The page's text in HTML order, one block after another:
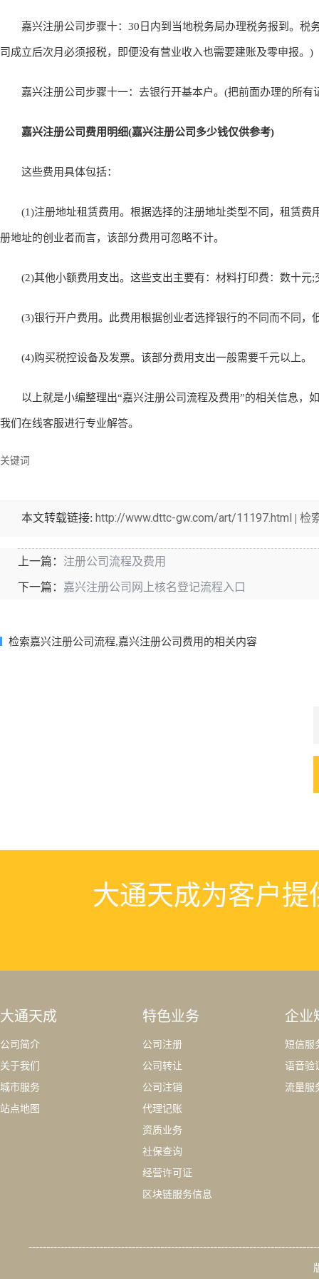
嘉兴注册公司步骤十：30日内到当地税务局办理税务报到。税
司成立后次月必须报税，即便没有营业收入也需要建账及零申报。)
嘉兴注册公司步骤十一：去银行开基本户。(把前面办理的所有
嘉兴注册公司费用明细(嘉兴注册公司多少钱仅供参考)
这些费用具体包括：
(1)注册地址租赁费用。根据选择的注册地址类型不同，租赁费
册地址的创业者而言，该部分费用可忽略不计。
(2)其他小额费用支出。这些支出主要有：材料打印费：数十元;
(3)银行开户费用。此费用根据创业者选择银行的不同而不同，
(4)购买税控设备及发票。该部分费用支出一般需要千元以上。
以上就是小编整理出“嘉兴注册公司流程及费用”的相关信息，
我们在线客服进行专业解答。
关键词
本文转载链接: http://www.dttc-gw.com/art/11197.html | 检
上一篇： 注册公司流程及费用
下一篇： 嘉兴注册公司网上核名登记流程入口
检索嘉兴注册公司流程,嘉兴注册公司费用的相关内容
大通天成为客户
大通天成
公司简介
关于我们
城市服务
站点地图
特色业务
公司注册
公司转让
公司注销
代理记账
资质业务
社保查询
经营许可证
区块链服务信息
企业
短信服
语音验
流量服